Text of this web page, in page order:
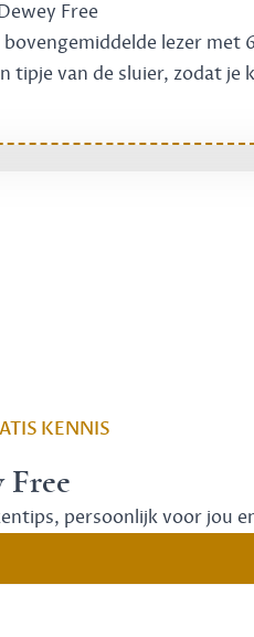
Free
lezer met
tipje van de sluier, zodat
KENNIS
Free
persoonlijk voor jou